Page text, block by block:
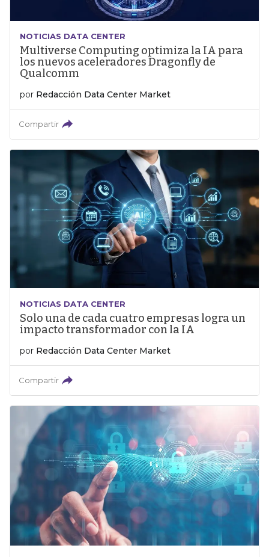
NOTICIAS DATA CENTER
Multiverse Computing optimiza la IA para
los nuevos aceleradores Dragonfly de
Qualcomm
por Redacción Data Center Market
Compartir
NOTICIAS DATA CENTER
Solo una de cada cuatro empresas logra un
impacto transformador con la IA
por Redacción Data Center Market
Compartir